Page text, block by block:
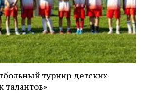
турнир детских
талантов»